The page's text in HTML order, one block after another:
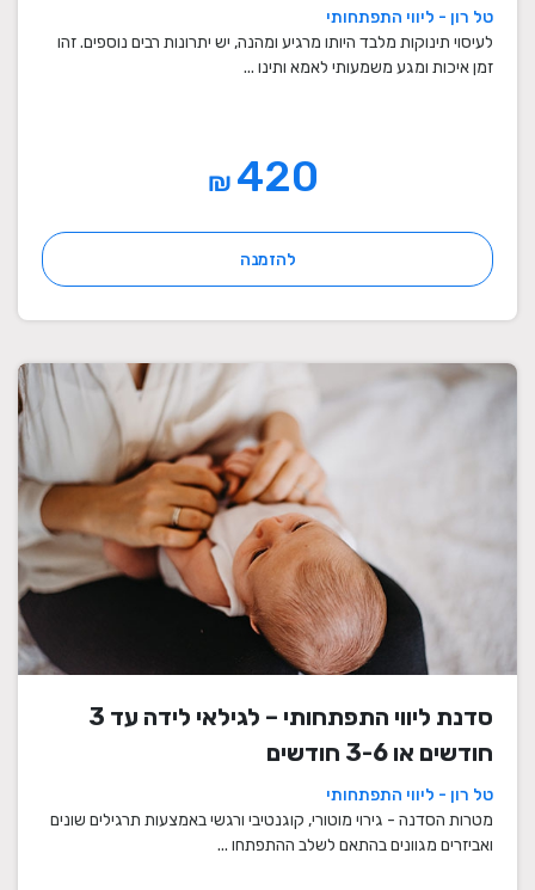
טל רון - ליווי התפתחותי
לעיסוי תינוקות מלבד היותו מרגיע ומהנה, יש יתרונות רבים נוספים. זהו
זמן איכות ומגע משמעותי לאמא ותינו ...
₪
להזמנה
סדנת ליווי התפתחותי – לגילאי לידה עד 3
חודשים או 3-6 חודשים
טל רון - ליווי התפתחותי
מטרות הסדנה - גירוי מוטורי, קוגנטיבי ורגשי באמצעות תרגילים שונים
ואביזרים מגוונים בהתאם לשלב ההתפתחו ...